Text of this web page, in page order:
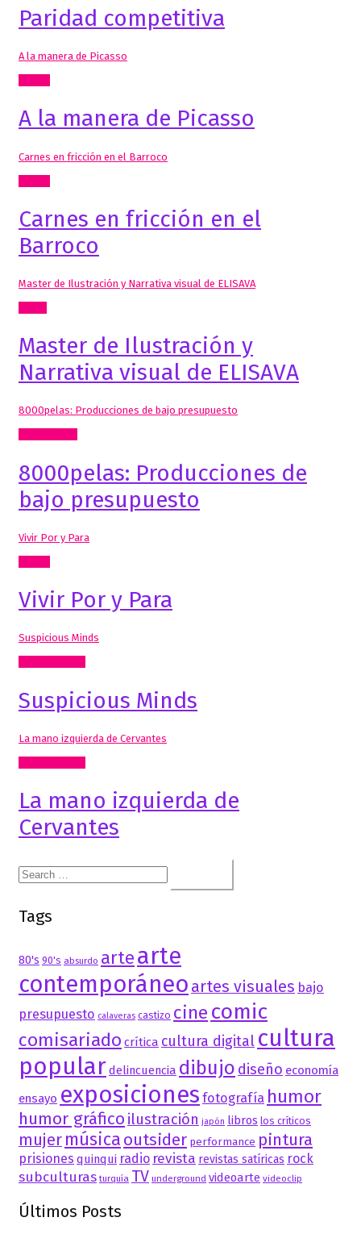
Paridad competitiva
A la manera de Picasso
A la manera de Picasso
Carnes en fricción en el Barroco
Carnes en fricción en el
Barroco
Master de Ilustración y Narrativa visual de ELISAVA
Master de Ilustración y
Narrativa visual de ELISAVA
8000pelas: Producciones de bajo presupuesto
8000pelas: Producciones de
bajo presupuesto
Vivir Por y Para
Vivir Por y Para
Suspicious Minds
Suspicious Minds
La mano izquierda de Cervantes
La mano izquierda de
Cervantes
Search
for:
Tags
80's 90's absurdo artearte
contemporáneo artes visuales bajo
presupuesto calaveras castizo cine comic
comisariado crítica cultura digital cultura
populardelincuencia dibujo diseño economía
ensayo exposiciones fotografía humor
humor gráfico ilustración japón libros los críticos
mujer música outsider performance pintura
prisiones quinqui radio revista revistas satíricas rock
subculturas turquía TV underground videoarte videoclip
Últimos Posts